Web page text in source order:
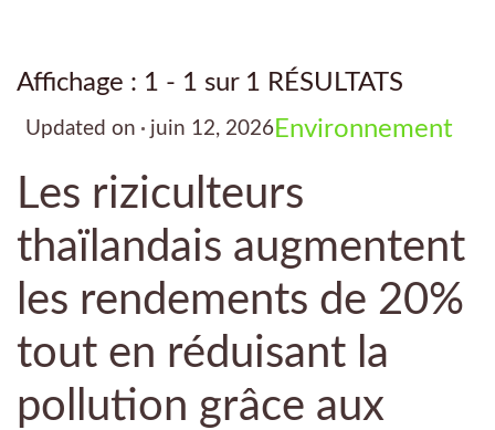
Affichage : 1 - 1 sur 1 RÉSULTATS
Updated on juin 12, 2026 Environnement
Les riziculteurs
thaïlandais augmentent
les rendements de 20%
tout en réduisant la
pollution grâce aux